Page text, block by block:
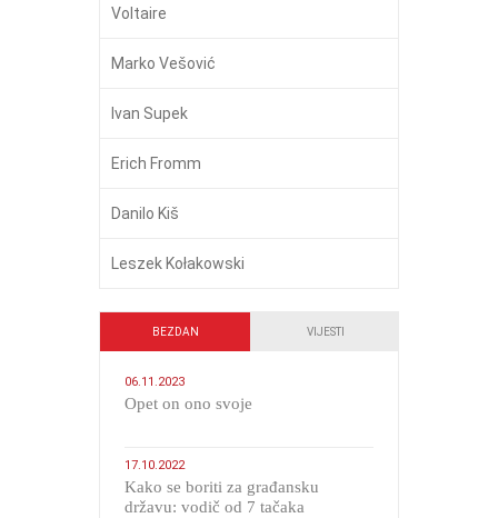
Voltaire
Marko Vešović
Ivan Supek
Erich Fromm
Danilo Kiš
Leszek Kołakowski
BEZDAN VIJESTI
06.11.2023
​Opet on ono svoje
17.10.2022
Kako se boriti za građansku
državu: vodič od 7 tačaka